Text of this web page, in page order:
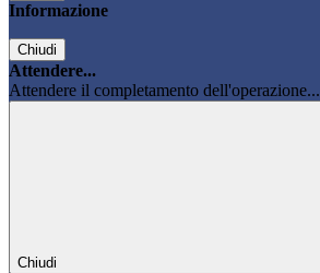
Informazione
Chiudi
Attendere...
Attendere il completamento dell'operazione...
Chiudi